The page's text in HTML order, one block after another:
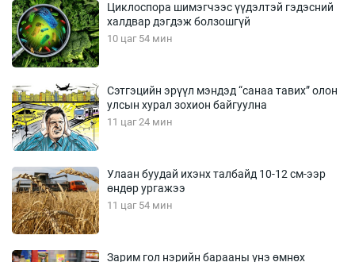
Циклоспора шимэгчээс үүдэлтэй гэдэсний
халдвар дэгдэж болзошгүй
10 цаг 54 мин
Сэтгэцийн эрүүл мэндэд “санаа тавих” олон
улсын хурал зохион байгуулна
11 цаг 24 мин
Улаан буудай ихэнх талбайд 10-12 см-ээр
өндөр ургажээ
11 цаг 54 мин
Зарим гол нэрийн барааны үнэ өмнөх